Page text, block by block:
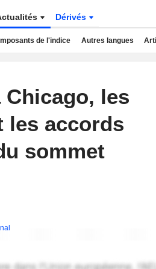
Dérivés
de l'indice Autres langues
Chicago, les
les accords
sommet